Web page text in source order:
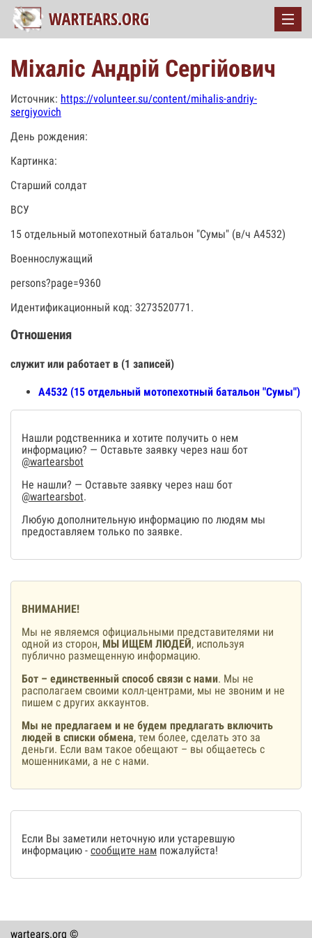
Міхаліс Андрій Сергійович
Источник: https://volunteer.su/content/mihalis-andriy-
sergiyovich
День рождения:
Картинка:
Старший солдат
ВСУ
15 отдельный мотопехотный батальон "Сумы" (в/ч А4532)
Военнослужащий
persons?page=9360
Идентификационный код: 3273520771.
Отношения
служит или работает в (1 записей)
А4532 (15 отдельный мотопехотный батальон "Сумы")
Нашли родственника и хотите получить о нем
информацию? — Оставьте заявку через наш бот
@wartearsbot
Не нашли? — Оставьте заявку через наш бот
@wartearsbot.
Любую дополнительную информацию по людям мы
предоставляем только по заявке.
ВНИМАНИЕ!
Мы не являемся официальными представителями ни
одной из сторон, МЫ ИЩЕМ ЛЮДЕЙ, используя
публично размещенную информацию.
Бот – единственный способ связи с нами. Мы не
располагаем своими колл-центрами, мы не звоним и не
пишем с других аккаунтов.
Мы не предлагаем и не будем предлагать включить
людей в списки обмена, тем более, сделать это за
деньги. Если вам такое обещают – вы общаетесь с
мошенниками, а не с нами.
Если Вы заметили неточную или устаревшую
информацию - сообщите нам пожалуйста!
wartears.org ©